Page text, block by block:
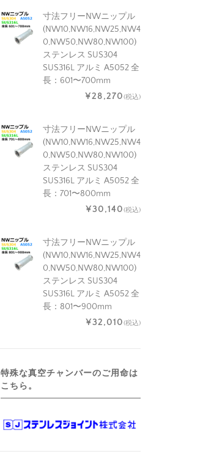
寸法フリーNWニップル
(NW10,NW16,NW25,NW4
0,NW50,NW80,NW100)
ステンレス SUS304
SUS316L アルミ A5052 全
長：601〜700mm
¥28,270(税込)
寸法フリーNWニップル
(NW10,NW16,NW25,NW4
0,NW50,NW80,NW100)
ステンレス SUS304
SUS316L アルミ A5052 全
長：701〜800mm
¥30,140(税込)
寸法フリーNWニップル
(NW10,NW16,NW25,NW4
0,NW50,NW80,NW100)
ステンレス SUS304
SUS316L アルミ A5052 全
長：801〜900mm
¥32,010(税込)
特殊な真空チャンバーのご用命は
こちら。